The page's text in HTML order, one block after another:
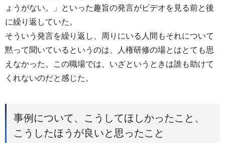
ょうがない。」といった趣旨の発言がビデオを見る前と後
に繰り返していた。
そういう発言を繰り返し、周りにいる人間もそれについて
黙って聞いているというのは、人権研修の場とはとても思
えなかった。この職場では、いざというときは誰も助けて
くれないのだと感じた。
事例について、こうしてほしかったこと、
こうしたほうが良いと思ったこと